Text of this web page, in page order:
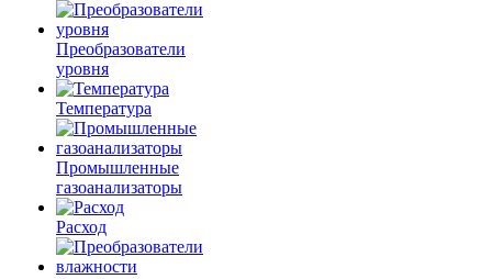
Преобразователи
уровня
Температура
Промышленные
газоанализаторы
Расход